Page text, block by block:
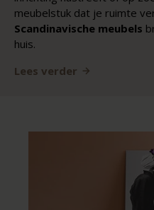
meubelstuk dat je ruimte
Scandinavische meubels
huis.
Lees verder